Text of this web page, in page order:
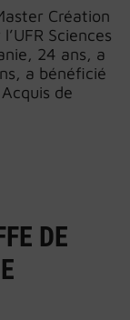
Création
Sciences
24 ans, a
a bénéficié
de
DE